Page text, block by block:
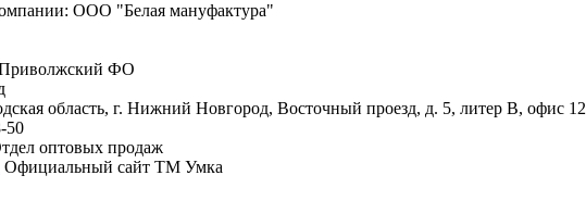
ООО "Белая мануфактура"
ФО
область, г. Нижний Новгород, Восточный проезд, д. 5, литер В, офис 12
50
оптовых продаж
Официальный сайт ТМ Умка